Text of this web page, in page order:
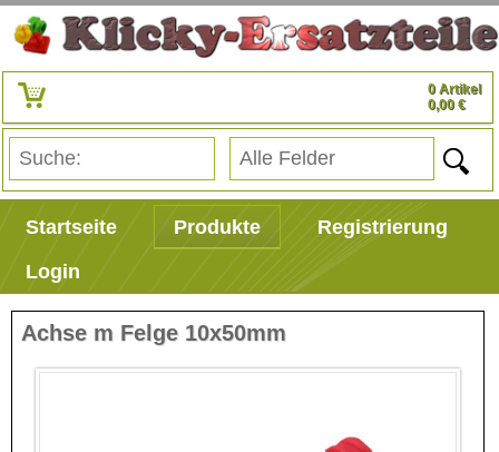
0 Artikel
0,00 €
Startseite Produkte
Registrierung
Login
Achse m Felge 10x50mm